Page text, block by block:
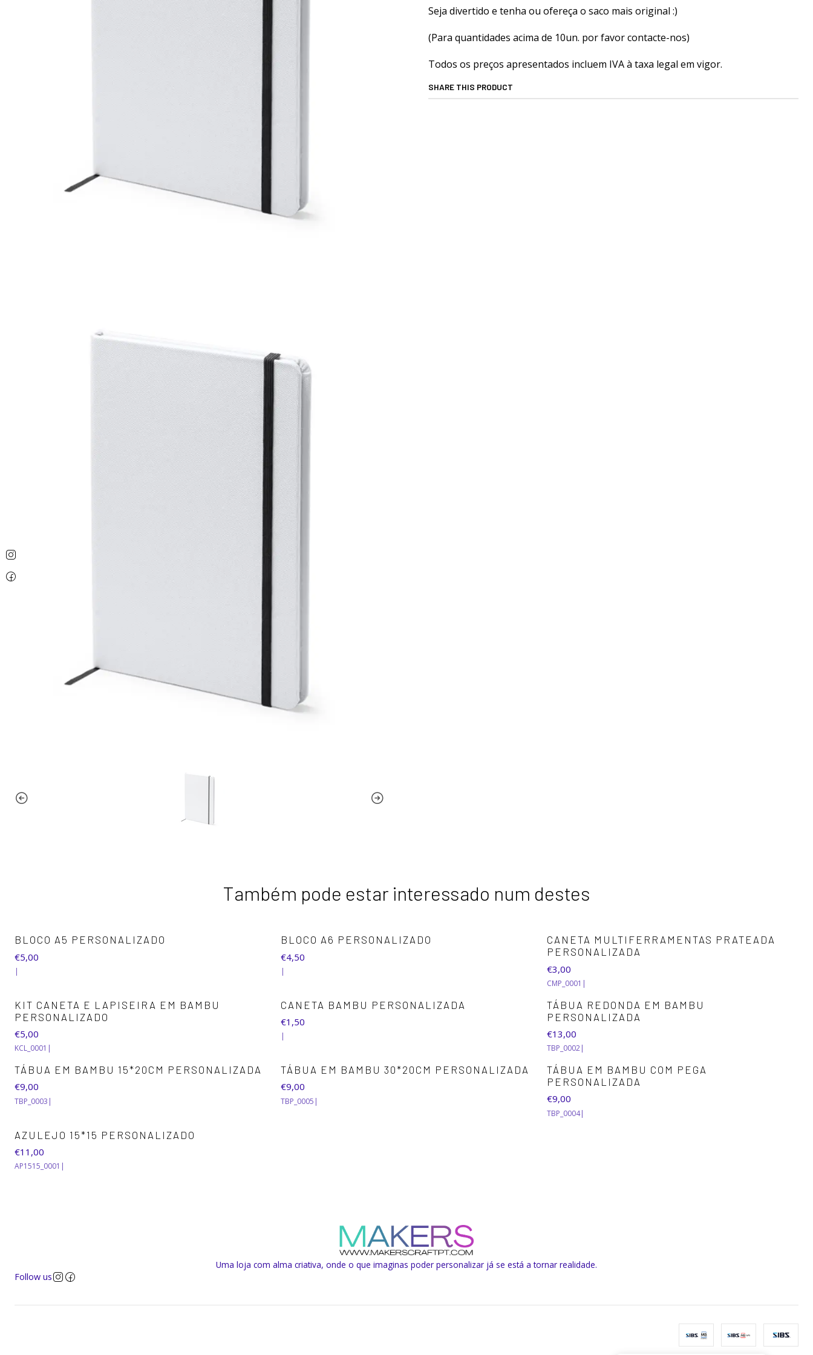
Seja divertido e tenha ou ofereça o saco mais original :)
(Para quantidades acima de 10un. por favor contacte-nos)
Todos os preços apresentados incluem IVA à taxa legal em vigor.
SHARE THIS PRODUCT
Também pode estar interessado num destes
BLOCO A5 PERSONALIZADO
€5,00
|
BLOCO A6 PERSONALIZADO
€4,50
|
CANETA MULTIFERRAMENTAS PRATEADA
PERSONALIZADA
€3,00
CMP_0001 |
KIT CANETA E LAPISEIRA EM BAMBU
PERSONALIZADO
€5,00
KCL_0001 |
CANETA BAMBU PERSONALIZADA
€1,50
|
TÁBUA REDONDA EM BAMBU
PERSONALIZADA
€13,00
TBP_0002|
TÁBUA EM BAMBU 15*20CM PERSONALIZADA
€9,00
TBP_0003 |
TÁBUA EM BAMBU 30*20CM PERSONALIZADA
€9,00
TBP_0005 |
TÁBUA EM BAMBU COM PEGA
PERSONALIZADA
€9,00
TBP_0004|
AZULEJO 15*15 PERSONALIZADO
€11,00
AP1515_0001 |
Uma loja com alma criativa, onde o que imaginas poder personalizar já se está a tornar realidade.
Follow us